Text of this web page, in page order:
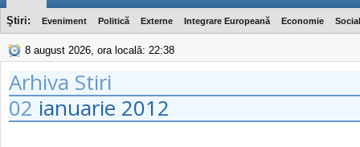
Ştiri: Eveniment Politică Externe Integrare Europeană Economie Social
8 august 2026, ora locală: 22:38
Arhiva Stiri
02 ianuarie 2012